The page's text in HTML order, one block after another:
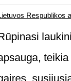
Respublikos